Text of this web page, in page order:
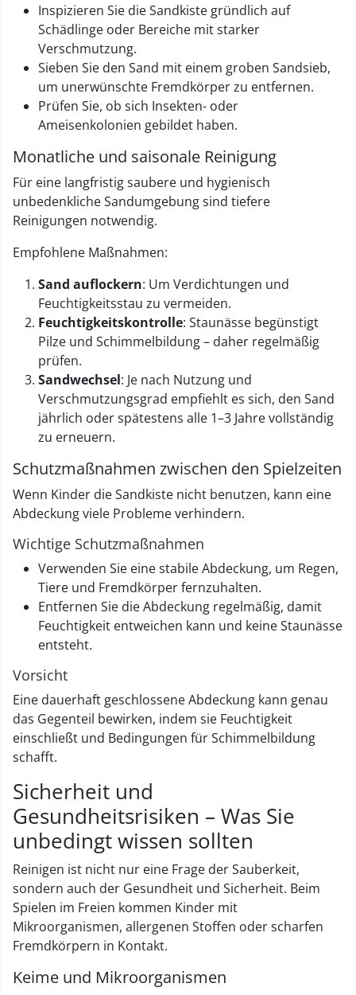
Inspizieren Sie die Sandkiste gründlich auf
Schädlinge oder Bereiche mit starker
Verschmutzung.
Sieben Sie den Sand mit einem groben Sandsieb,
um unerwünschte Fremdkörper zu entfernen.
Prüfen Sie, ob sich Insekten- oder
Ameisenkolonien gebildet haben.
Monatliche und saisonale Reinigung
Für eine langfristig saubere und hygienisch
unbedenkliche Sandumgebung sind tiefere
Reinigungen notwendig.
Empfohlene Maßnahmen:
Sand auflockern: Um Verdichtungen und
Feuchtigkeitsstau zu vermeiden.
Feuchtigkeitskontrolle: Staunässe begünstigt
Pilze und Schimmelbildung – daher regelmäßig
prüfen.
Sandwechsel: Je nach Nutzung und
Verschmutzungsgrad empfiehlt es sich, den Sand
jährlich oder spätestens alle 1–3 Jahre vollständig
zu erneuern.
Schutzmaßnahmen zwischen den Spielzeiten
Wenn Kinder die Sandkiste nicht benutzen, kann eine
Abdeckung viele Probleme verhindern.
Wichtige Schutzmaßnahmen
Verwenden Sie eine stabile Abdeckung, um Regen,
Tiere und Fremdkörper fernzuhalten.
Entfernen Sie die Abdeckung regelmäßig, damit
Feuchtigkeit entweichen kann und keine Staunässe
entsteht.
Vorsicht
Eine dauerhaft geschlossene Abdeckung kann genau
das Gegenteil bewirken, indem sie Feuchtigkeit
einschließt und Bedingungen für Schimmelbildung
schafft.
Sicherheit und
Gesundheitsrisiken – Was Sie
unbedingt wissen sollten
Reinigen ist nicht nur eine Frage der Sauberkeit,
sondern auch der Gesundheit und Sicherheit. Beim
Spielen im Freien kommen Kinder mit
Mikroorganismen, allergenen Stoffen oder scharfen
Fremdkörpern in Kontakt.
Keime und Mikroorganismen